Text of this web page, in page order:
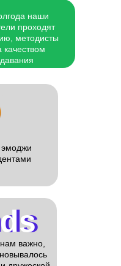
наши
проходят
методисты
качеством
важно,